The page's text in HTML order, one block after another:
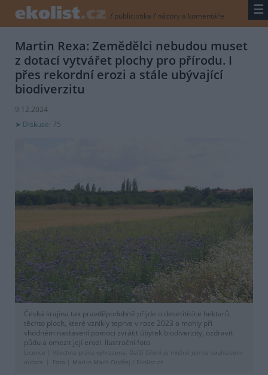
/ publicistika / názory a komentáře ☰
Martin Rexa: Zemědělci nebudou muset
z dotací vytvářet plochy pro přírodu. I
přes rekordní erozi a stále ubývající
biodiverzitu
9.12.2024
Diskuse: 75
Česká krajina tak pravděpodobně přijde o desetitisíce hektarů
těchto ploch, které vznikly teprve v roce 2023 a mohly při
vhodném nastavení pomoci zvrátit úbytek biodiverzity, ozdravit
půdu a omezit její erozi. Ilustrační foto
Licence |
Všechna práva vyhrazena. Další šíření je možné jen se souhlasem
autora
Foto | Martin Mach Ondřej / Ekolist.cz